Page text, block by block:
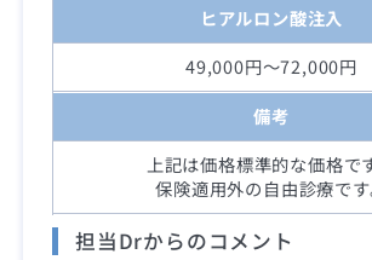
ヒアルロン酸注入
49,000円～72,000円
備考
上記は価格標準的な価格です
保険適用外の自由診療です
担当Drからのコメント